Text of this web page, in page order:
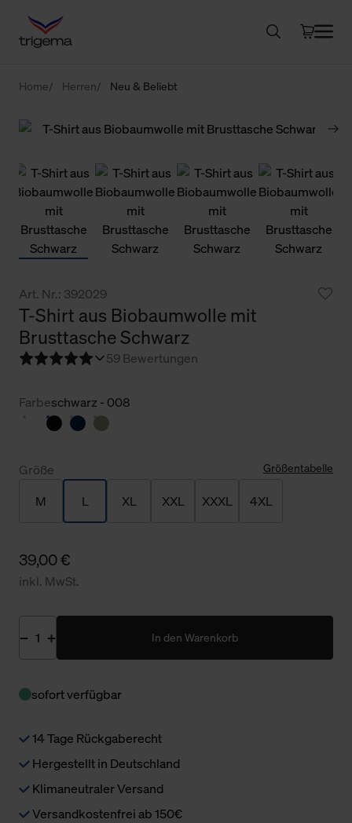
Home Herren Neu & Beliebt
Art. Nr.: 392029
T-Shirt aus Biobaumwolle mit
Brusttasche Schwarz
59 Bewertungen
Farbeschwarz - 008
Größe Größentabelle
M L XL XXL XXXL 4XL
39,00 €
inkl. MwSt.
In den Warenkorb
sofort verfügbar
14 Tage Rückgaberecht
Hergestellt in Deutschland
Klimaneutraler Versand
Versandkostenfrei ab 150€